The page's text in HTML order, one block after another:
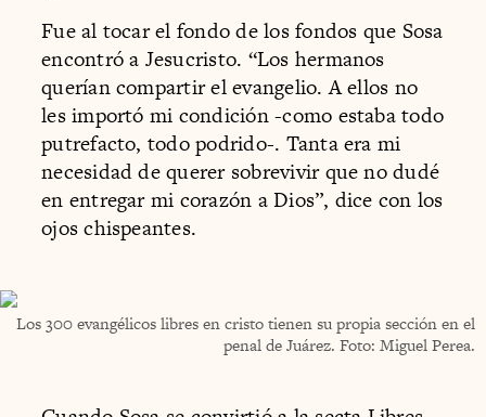
Fue al tocar el fondo de los fondos que Sosa
encontró a Jesucristo. “Los hermanos
querían compartir el evangelio. A ellos no
les importó mi condición -como estaba todo
putrefacto, todo podrido-. Tanta era mi
necesidad de querer sobrevivir que no dudé
en entregar mi corazón a Dios”, dice con los
ojos chispeantes.
Los 300 evangélicos libres en cristo tienen su propia sección en el
penal de Juárez. Foto: Miguel Perea.